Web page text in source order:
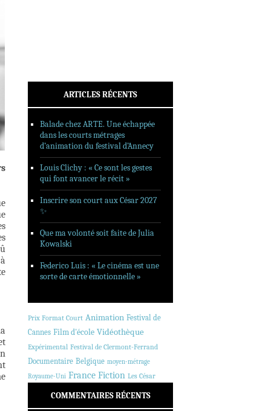
ARTICLES RÉCENTS
Balade chez ARTE. Une échappée
dans les courts métrages
d’animation du festival d’Annecy
Louis Clichy : « Ce sont les gestes
qui font avancer le récit »
Inscrire son court aux César 2027
✨
Que ma volonté soit faite de Julia
Kowalski
Federico Luis : « Le cinéma est une
sorte de carte émotionnelle »
Prix Format Court Animation Festival de
Cannes Film d'école Vidéothèque
Expérimental Festival de Clermont-Ferrand
Documentaire Belgique moyen-métrage
Royaume-Uni France Fiction Les César
COMMENTAIRES RÉCENTS